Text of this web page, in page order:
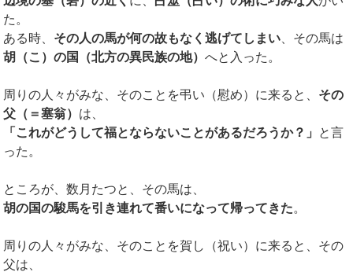
た。
ある時、 その人の馬が何の故もなく逃げてしまい 、その馬は
胡（こ）の国（北方の異民族の地）へと入った。
周りの人々がみな、そのことを弔い（慰め）に来ると、 その
父（＝塞翁） は、
「これがどうして福とならないことがあるだろうか？」 と言
った。
ところが、数月たつと、その馬は、
胡の国の駿馬を引き連れて番いになって帰ってきた。
周りの人々がみな、そのことを賀し（祝い）に来ると、その
父は、